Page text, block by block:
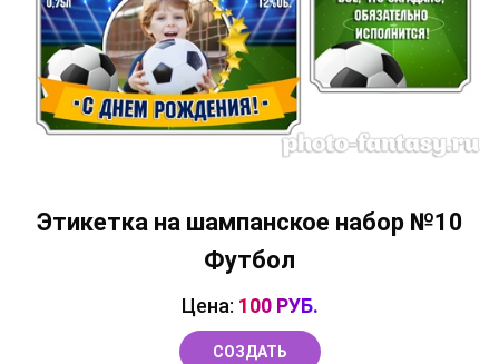
Этикетка на шампанское набор №10
Футбол
Цена: 100 РУБ.
СОЗДАТЬ